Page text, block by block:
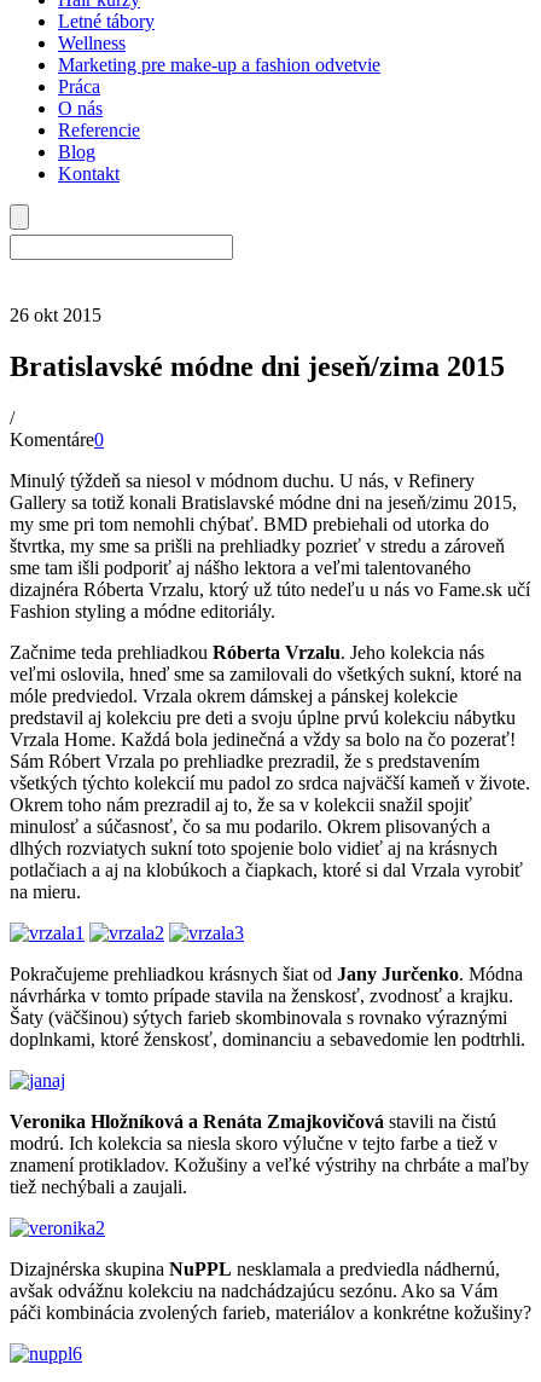
Letné tábory
Wellness
Marketing pre make-up a fashion odvetvie
Práca
O nás
Referencie
Blog
Kontakt
26 okt 2015
Bratislavské módne dni jeseň/zima 2015
/
Komentáre0
Minulý týždeň sa niesol v módnom duchu. U nás, v Refinery
Gallery sa totiž konali Bratislavské módne dni na jeseň/zimu 2015,
my sme pri tom nemohli chýbať. BMD prebiehali od utorka do
štvrtka, my sme sa prišli na prehliadky pozrieť v stredu a zároveň
sme tam išli podporiť aj nášho lektora a veľmi talentovaného
dizajnéra Róberta Vrzalu, ktorý už túto nedeľu u nás vo Fame.sk učí
Fashion styling a módne editoriály.
Začnime teda prehliadkou Róberta Vrzalu. Jeho kolekcia nás
veľmi oslovila, hneď sme sa zamilovali do všetkých sukní, ktoré na
móle predviedol. Vrzala okrem dámskej a pánskej kolekcie
predstavil aj kolekciu pre deti a svoju úplne prvú kolekciu nábytku
Vrzala Home. Každá bola jedinečná a vždy sa bolo na čo pozerať!
Sám Róbert Vrzala po prehliadke prezradil, že s predstavením
všetkých týchto kolekcií mu padol zo srdca najväčší kameň v živote.
Okrem toho nám prezradil aj to, že sa v kolekcii snažil spojiť
minulosť a súčasnosť, čo sa mu podarilo. Okrem plisovaných a
dlhých rozviatych sukní toto spojenie bolo vidieť aj na krásnych
potlačiach a aj na klobúkoch a čiapkach, ktoré si dal Vrzala vyrobiť
na mieru.
Pokračujeme prehliadkou krásnych šiat od Jany Jurčenko. Módna
návrhárka v tomto prípade stavila na ženskosť, zvodnosť a krajku.
Šaty (väčšinou) sýtych farieb skombinovala s rovnako výraznými
doplnkami, ktoré ženskosť, dominanciu a sebavedomie len podtrhli.
Veronika Hložníková a Renáta Zmajkovičová stavili na čistú
modrú. Ich kolekcia sa niesla skoro výlučne v tejto farbe a tiež v
znamení protikladov. Kožušiny a veľké výstrihy na chrbáte a maľby
tiež nechýbali a zaujali.
Dizajnérska skupina NuPPL nesklamala a predviedla nádhernú,
avšak odvážnu kolekciu na nadchádzajúcu sezónu. Ako sa Vám
páči kombinácia zvolených farieb, materiálov a konkrétne kožušiny?